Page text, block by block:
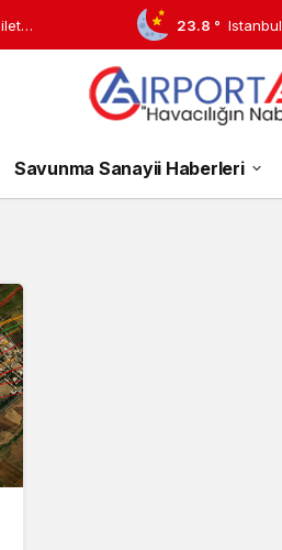
Taşıdı 23.8 ° Istanbul
Selçuk
Bayraktar
Savunma Sanayii Haberleri